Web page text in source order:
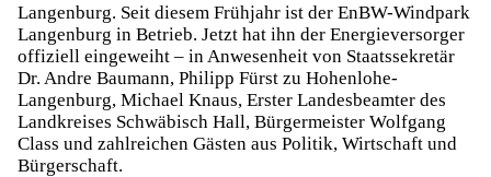
Langenburg. Seit diesem Frühjahr ist der EnBW-Windpark
Langenburg in Betrieb. Jetzt hat ihn der Energieversorger
offiziell eingeweiht – in Anwesenheit von Staatssekretär
Dr. Andre Baumann, Philipp Fürst zu Hohenlohe-
Langenburg, Michael Knaus, Erster Landesbeamter des
Landkreises Schwäbisch Hall, Bürgermeister Wolfgang
Class und zahlreichen Gästen aus Politik, Wirtschaft und
Bürgerschaft.